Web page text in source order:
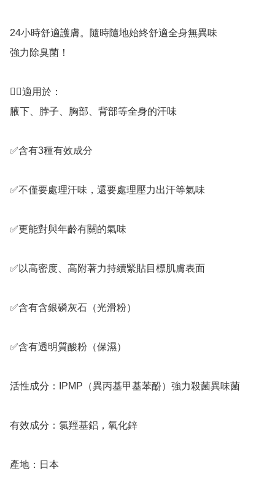
24小時舒適護膚。隨時隨地始終舒適全身無異味
強力除臭菌！
👉🏻適用於：
腋下、脖子、胸部、背部等全身的汗味
✅️含有3種有效成分
✅️不僅要處理汗味，還要處理壓力出汗等氣味
✅️更能對與年齡有關的氣味
✅️以高密度、高附著力持續緊貼目標肌膚表面
✅️含有含銀磷灰石（光滑粉）
✅️含有透明質酸粉（保濕）
活性成分：IPMP（異丙基甲基苯酚）強力殺菌異味菌
有效成分：氯羥基鋁，氧化鋅
產地：日本